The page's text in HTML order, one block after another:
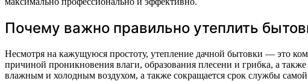
Почему важно правильно утеплить
Несмотря на кажущуюся простоту, утепление дачной бытовки — это
причиной проникновения влаги, образования плесени и грибка, а
влажным и холодным воздухом, а также сокращается срок службы